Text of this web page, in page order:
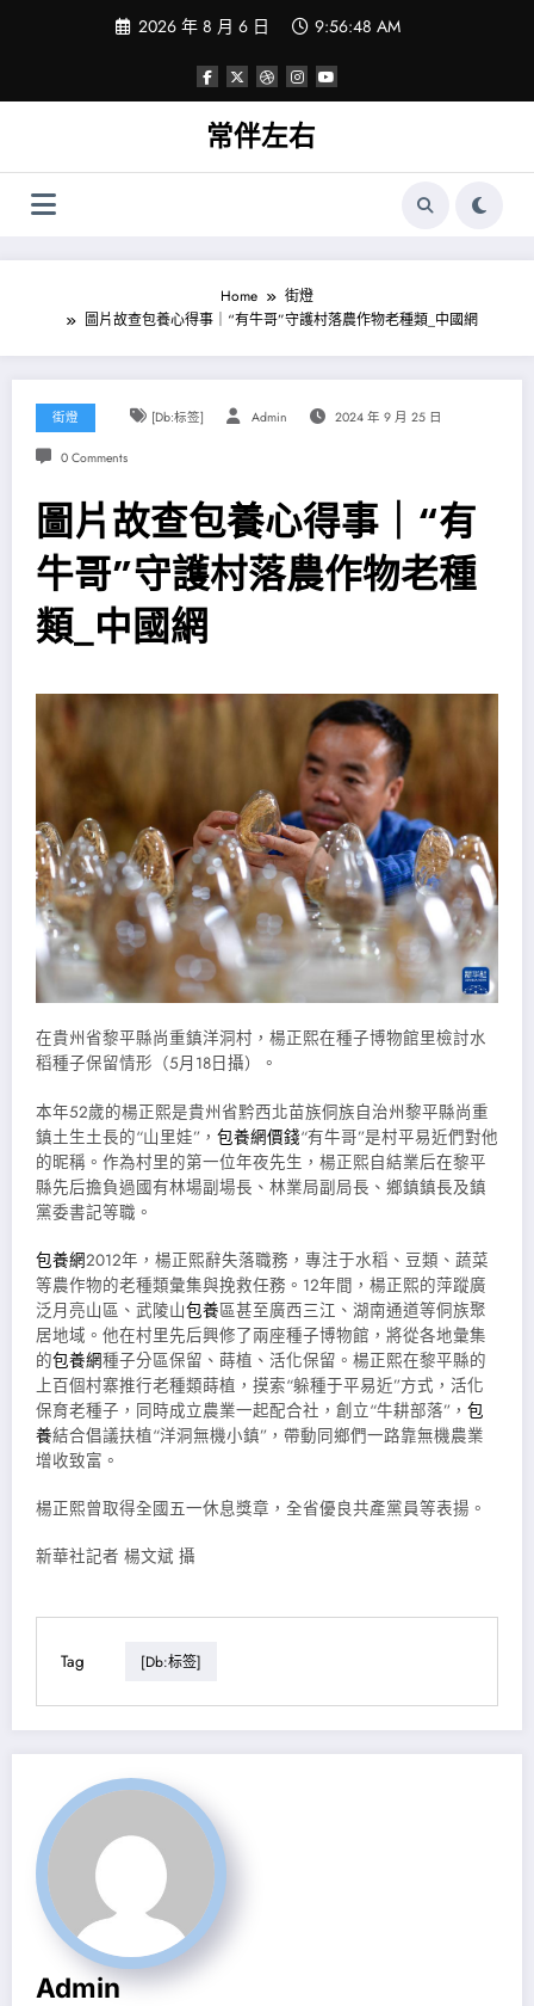
2026 年 8 月 6 日 9:56:49 AM
常伴左右
Home
街燈
圖片故查包養心得事｜“有牛哥”守護村落農作物老種類_中國網
街燈 [db:标签] Admin 2024 年 9 月 25 日
0 Comments
圖片故查包養心得事｜“有
牛哥”守護村落農作物老種
類_中國網
在貴州省黎平縣尚重鎮洋洞村，楊正熙在種子博物館里檢討水
稻種子保留情形（5月18日攝）。
本年52歲的楊正熙是貴州省黔西北苗族侗族自治州黎平縣尚重
鎮土生土長的“山里娃”， 包養網價錢“有牛哥”是村平易近們對他
的昵稱。作為村里的第一位年夜先生，楊正熙自結業后在黎平
縣先后擔負過國有林場副場長、林業局副局長、鄉鎮鎮長及鎮
黨委書記等職。
包養網2012年，楊正熙辭失落職務，專注于水稻、豆類、蔬菜
等農作物的老種類彙集與挽救任務。12年間，楊正熙的萍蹤廣
泛月亮山區、武陵山包養區甚至廣西三江、湖南通道等侗族聚
居地域。他在村里先后興修了兩座種子博物館，將從各地彙集
的包養網種子分區保留、蒔植、活化保留。楊正熙在黎平縣的
上百個村寨推行老種類蒔植，摸索“躲種于平易近”方式，活化
保育老種子，同時成立農業一起配合社，創立“牛耕部落”， 包
養結合倡議扶植“洋洞無機小鎮”，帶動同鄉們一路靠無機農業
增收致富。
楊正熙曾取得全國五一休息獎章，全省優良共產黨員等表揚。
新華社記者 楊文斌 攝
Tag [db:标签]
Admin